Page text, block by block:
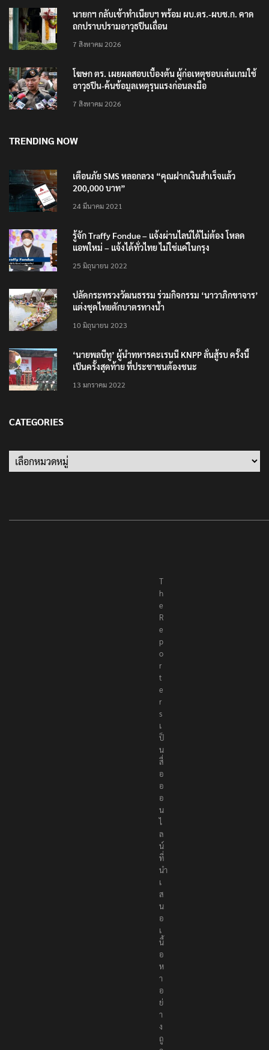
นายกฯ กลับเข้าทำเนียบฯ พร้อม ผบ.ตร.-ผบช.ก. คาด
ถกปราบปรามอาวุธปืนเถื่อน
7 สิงหาคม 2026
โฆษก ตร. เผยผลสอบเบื้องต้น ผู้ก่อเหตุชอบเล่นเกมใช้
อาวุธปืน-ค้นข้อมูลเหตุรุนแรงก่อนลงมือ
7 สิงหาคม 2026
TRENDING NOW
เตือนภัย SMS หลอกลวง “คุณฝากเงินสำเร็จแล้ว
200,000 บาท”
24 มีนาคม 2021
รู้จัก Traffy Fondue – แจ้งผ่านไลน์ได้ไม่ต้อง โหลด
แอพใหม่ – แจ้งได้ทั่วไทย ไม่ใช่แค่ในกรุง
25 มิถุนายน 2022
ปลัดกระทรวงวัฒนธรรม ร่วมกิจกรรม ‘นาวาภิกขาจาร’
แต่งชุดไทยตักบาตรทางน้ำ
10 มิถุนายน 2023
‘นายพลบีทู’ ผู้นำทหารคะเรนนี KNPP ลั่นสู้รบ ครั้งนี้
เป็นครั้งสุดท้าย ที่ประชาชนต้องชนะ
13 มกราคม 2022
CATEGORIES
Categories
T
h
e
R
e
p
o
r
t
e
r
s
เ
ป็
น
สื่
อ
อ
อ
น
ไ
ล
น์
ที่
นำ
เ
ส
น
อ
เ
นื้
อ
ห
า
อ
ย่
า
ง
ถู